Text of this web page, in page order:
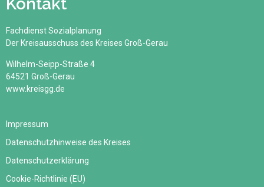
Kontakt
Fachdienst Sozialplanung
Der Kreisausschuss des Kreises Groß-Gerau
Wilhelm-Seipp-Straße 4
64521 Groß-Gerau
www.kreisgg.de
Impressum
Datenschutzhinweise des Kreises
Datenschutzerklärung
Cookie-Richtlinie (EU)